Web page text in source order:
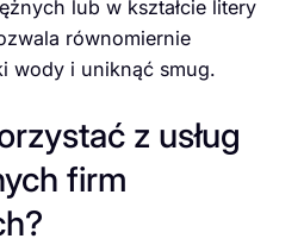
lub w kształcie litery
równomiernie
wody i uniknąć smug.
z usług
firm